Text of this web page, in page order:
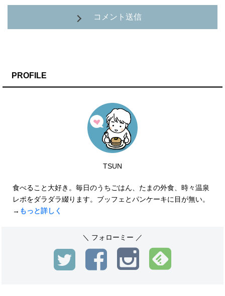
コメント送信
PROFILE
TSUN
食べること大好き。毎日のうちごはん、たまの外食、時々温泉
レポをダラダラ綴ります。ブッフェとパンケーキに目が無い。
→ もっと詳しく
＼ フォローミー ／